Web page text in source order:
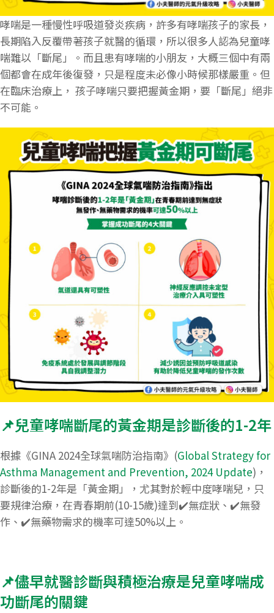
哮喘是一種慢性呼吸道發炎疾病，許多有哮喘孩子的家長，
長期陷入反覆帶著孩子就醫的循環，所以很多人認為兒童哮
喘難以「斷尾」。而且患有哮喘的小朋友，大概三個中有兩
個都會在成年後復發，只是程度未必像小時候那樣嚴重。但
在臨床治療上， 孩子哮喘只要把握黃金期，要「斷尾」絕非
不可能。
📌兒童哮喘斷尾的黃金期是診斷後的1-2年
​根據《GINA 2024全球氣喘防治指南》(Global Strategy for
Asthma Management and Prevention, 2024 Update)，
診斷後的1-2年是「黃金期」，尤其對於輕中度哮喘兒，只
要規律治療，在青春期前(10-15歲)達到✔️無症狀、✔️無發
作、✔️無藥物需求的機率可達50%以上。
📌儘早就醫診斷與積極治療是兒童哮喘成
功斷尾的關鍵